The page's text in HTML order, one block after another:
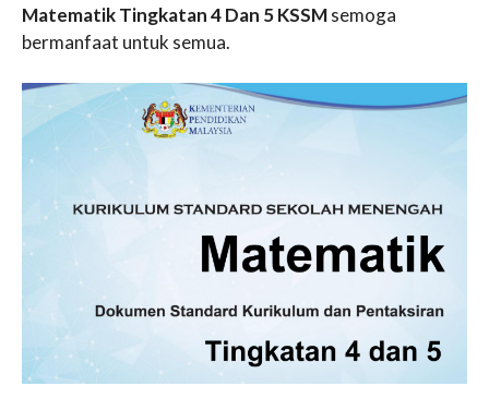
Matematik Tingkatan 4 Dan 5 KSSMsemoga
bermanfaat untuk semua.